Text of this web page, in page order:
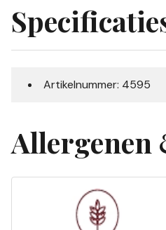
Artikelnummer: 4595
Allergenen